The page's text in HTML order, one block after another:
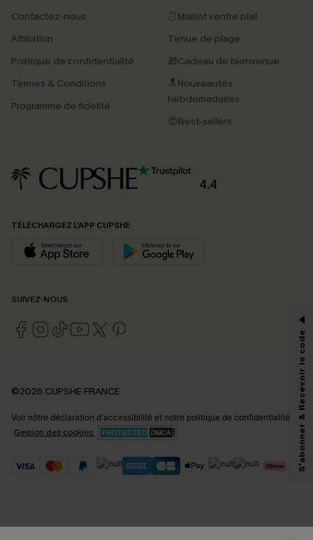
Contactez-nous
Affiliation
Politique de confidentialité
Termes & Conditions
Programme de fidélité
🩱Maillot ventre plat
Tenue de plage
🎁Cadeau de bienvenue
🔝Nouveautés
hebdomadaires
😍Best-sellers
4.4
TÉLÉCHARGEZ L’APP CUPSHE
SUIVEZ-NOUS
©2026 CUPSHE FRANCE
Voir nôtre déclaration d'accessibilité et notre politique de confidentialité.
Gestion des cookies
*Un code par commande, valable une seule fois.
marketing (y compris du contenu généré par l'IA) de Cupshe et
pouvons utiliser les données collectées sur notre site ainsi que des
technologies de suivi, telles que des pixels intégrés à nos e-mails, afin de
produits susceptibles de vous intéresser, conformément à notre Politique de
confidentialité
. Vous pouvez vous désabonner à tout moment.
S'abonner & Recevoir le code